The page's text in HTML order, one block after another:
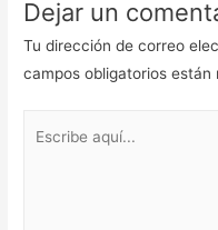
Dejar un
Tu dirección de correo
campos obligatorios están